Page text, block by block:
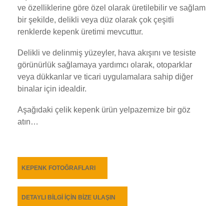
ve özelliklerine göre özel olarak üretilebilir ve sağlam
bir şekilde, delikli veya düz olarak çok çeşitli
renklerde kepenk üretimi mevcuttur.
Delikli ve delinmiş yüzeyler, hava akışını ve tesiste
görünürlük sağlamaya yardımcı olarak, otoparklar
veya dükkanlar ve ticari uygulamalara sahip diğer
binalar için idealdir.
Aşağıdaki çelik kepenk ürün yelpazemize bir göz
atın…
KEPENK FOTOĞRAFLARI
DETAYLI BİLGİ İÇİN BİZE ULAŞIN